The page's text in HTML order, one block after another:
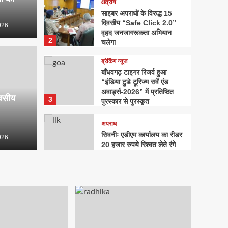
विरुद्ध 15 दिवसीय “Safe
अभियान
2
क्षेत्रीय
साइबर अपराधों के विरुद्ध 15
दिवसीय “Safe Click 2.0”
वृहद जनजागरूकता अभियान
चलेगा
3
ब्रेकिंग न्यूज
बाँधवगढ़ टाइगर रिजर्व हुआ
“इंडिया टुडे टूरिज्म सर्वे एंड
अवार्ड्स-2026” में प्रतिष्ठित
पुरस्कार से पुरस्कृत
अपराध
सिवनीः एडीएम कार्यालय का रीडर
20 हजार रुपये रिश्वत लेते रंगे
राधिका टाउन फेज-2 का शुभारंभ,